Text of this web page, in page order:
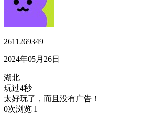
2611269349
2024年05月26日
湖北
玩过4秒
太好玩了，而且没有广告！
0次浏览 1